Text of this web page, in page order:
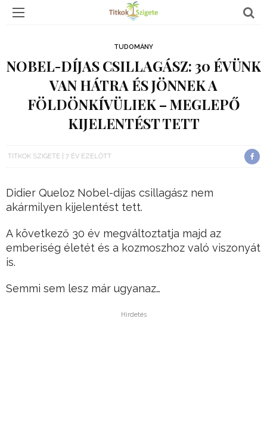
TUDOMÁNY
NOBEL-DÍJAS CSILLAGÁSZ: 30 ÉVÜNK
VAN HÁTRA ÉS JÖNNEK A
FÖLDÖNKÍVÜLIEK – MEGLEPŐ
KIJELENTÉST TETT
TITKOK SZIGETE 7 ÉV EZELŐTT
Didier Queloz Nobel-díjas csillagász nem
akármilyen kijelentést tett.
A következő 30 év megváltoztatja majd az
emberiség életét és a kozmoszhoz való viszonyát
is.
Semmi sem lesz már ugyanaz…
Hirdetés